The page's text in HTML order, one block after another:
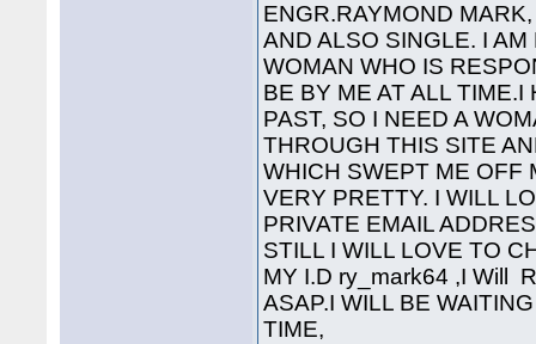
ENGR.RAYMOND
AND ALSO SINGLE. I
WOMAN WHO IS
BE BY ME AT ALL
PAST, SO I NEED A
THROUGH THIS SITE
WHICH SWEPT ME OFF
VERY PRETTY. I WILL
PRIVATE EMAIL
STILL I WILL LOVE TO
MY I.D ry_mark64 ,I Will
ASAP.I WILL BE
TIME,